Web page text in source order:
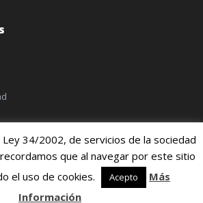
| Cookies|Terminos y
condiciones
Ley 34/2002, de servicios de la sociedad
que al navegar por este sitio
el uso de cookies.
Acepto
Más
Información